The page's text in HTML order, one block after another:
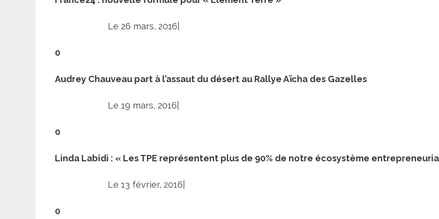
Le 26 mars, 2016|
0
Audrey Chauveau part à l’assaut du désert au Rallye Aïcha des Gazelles
Le 19 mars, 2016|
0
Linda Labidi : « Les TPE représentent plus de 90% de notre écosystème
Le 13 février, 2016|
0